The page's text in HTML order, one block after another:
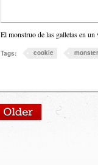
El monstruo de las galletas en
Tags: cookie monster